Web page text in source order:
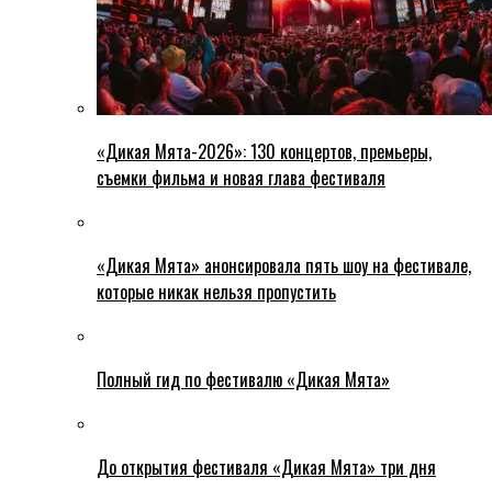
«Дикая Мята-2026»: 130 концертов, премьеры,
съемки фильма и новая глава фестиваля
«Дикая Мята» анонсировала пять шоу на фестивале,
которые никак нельзя пропустить
Полный гид по фестивалю «Дикая Мята»
До открытия фестиваля «Дикая Мята» три дня